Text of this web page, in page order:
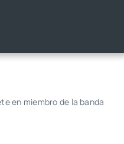
en miembro de la banda